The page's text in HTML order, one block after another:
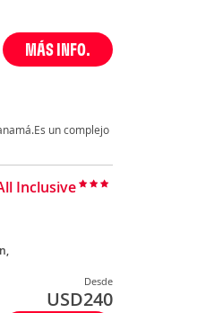
MÁS INFO.
un complejo
Inclusive
Desde
USD240